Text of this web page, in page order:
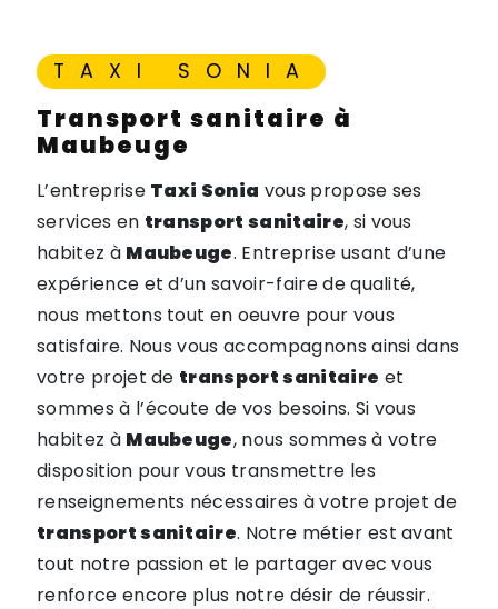
TAXI SONIA
transport sanitaire à
Maubeuge
L’entreprise Taxi Sonia vous propose ses
services en transport sanitaire, si vous
habitez à Maubeuge. Entreprise usant d’une
expérience et d’un savoir-faire de qualité,
nous mettons tout en oeuvre pour vous
satisfaire. Nous vous accompagnons ainsi dans
votre projet de transport sanitaire et
sommes à l’écoute de vos besoins. Si vous
habitez à Maubeuge, nous sommes à votre
disposition pour vous transmettre les
renseignements nécessaires à votre projet de
transport sanitaire. Notre métier est avant
tout notre passion et le partager avec vous
renforce encore plus notre désir de réussir.